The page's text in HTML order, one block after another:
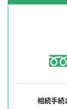
相続手続